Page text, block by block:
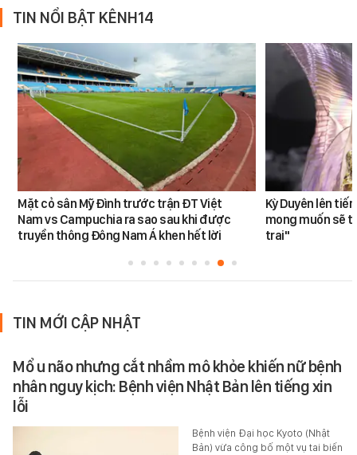
TIN NỔI BẬT KÊNH14
Mặt cỏ sân Mỹ Đình trước trận ĐT Việt
Nam vs Campuchia ra sao sau khi được
truyền thông Đông Nam Á khen hết lời
Kỳ Duyên lên
mong muốn sẽ
trai"
TIN MỚI CẬP NHẬT
Mổ u não nhưng cắt nhầm mô khỏe khiến nữ bệnh
nhân nguy kịch: Bệnh viện Nhật Bản lên tiếng xin
lỗi
Bệnh viện Đại học Kyoto (Nhật
Bản) vừa công bố một vụ tai biến